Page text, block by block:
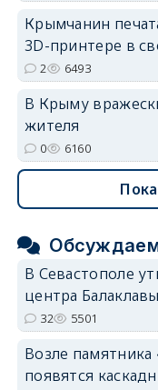
Крымчанин
3D-принтере в
2 6493
В Крыму
жителя
0 6160
В Севастополе
центра Балаклавы
32 5501
Возле
появятся